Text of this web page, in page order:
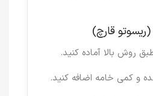
قارچ)
روش بالا آماده کنید.
و کمی خامه اضافه کنید.